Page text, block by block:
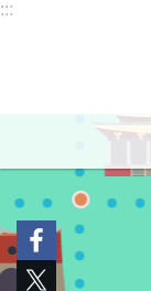
跳到主要內容區塊
:::